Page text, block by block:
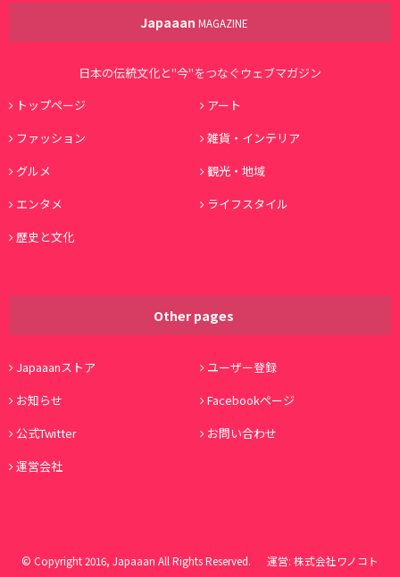
Japaaan MAGAZINE
日本の伝統文化と"今"をつなぐウェブマガジン
トップページ
アート
ファッション
雑貨・インテリア
グルメ
観光・地域
エンタメ
ライフスタイル
歴史と文化
Other pages
Japaaanストア
ユーザー登録
お知らせ
Facebookページ
公式Twitter
お問い合わせ
運営会社
© Copyright 2016, Japaaan All Rights Reserved. 運営: 株式会社ワノコト